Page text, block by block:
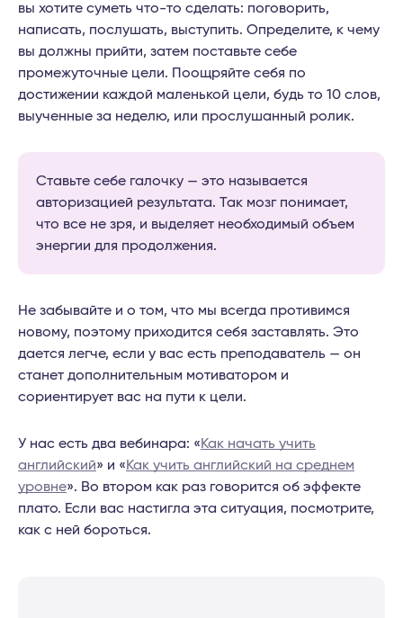
вы хотите суметь что-то сделать: поговорить,
написать, послушать, выступить. Определите, к чему
вы должны прийти, затем поставьте себе
промежуточные цели. Поощряйте себя по
достижении каждой маленькой цели, будь то 10 слов,
выученные за неделю, или прослушанный ролик.
Ставьте себе галочку — это называется
авторизацией результата. Так мозг понимает,
что все не зря, и выделяет необходимый объем
энергии для продолжения.
Не забывайте и о том, что мы всегда противимся
новому, поэтому приходится себя заставлять. Это
дается легче, если у вас есть преподаватель — он
станет дополнительным мотиватором и
сориентирует вас на пути к цели.
У нас есть два вебинара: «Как начать учить
английский» и «Как учить английский на среднем
уровне». Во втором как раз говорится об эффекте
плато. Если вас настигла эта ситуация, посмотрите,
как с ней бороться.